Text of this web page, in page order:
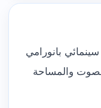
بانورامي
والصوت والمساحة